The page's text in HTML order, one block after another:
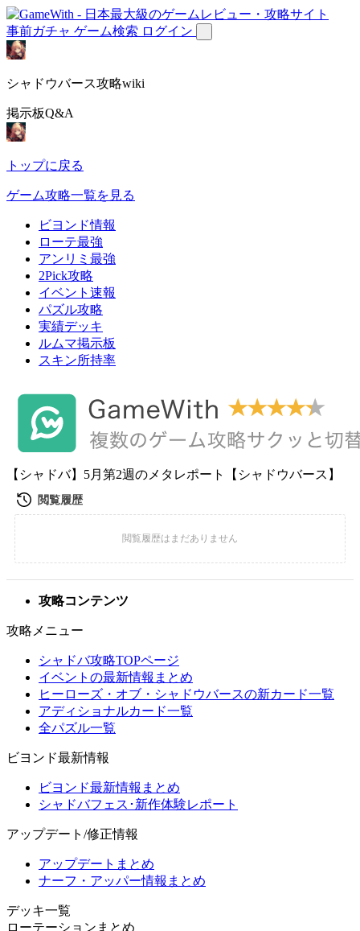
事前ガチャ ゲーム検索 ログイン
シャドウバース攻略wiki
掲示板Q&A
トップに戻る
ゲーム攻略一覧を見る
ビヨンド情報
ローテ最強
アンリミ最強
2Pick攻略
イベント速報
パズル攻略
実績デッキ
ルムマ掲示板
スキン所持率
【シャドバ】5月第2週のメタレポート【シャドウバース】
攻略コンテンツ
攻略メニュー
シャドバ攻略TOPページ
イベントの最新情報まとめ
ヒーローズ・オブ・シャドウバースの新カード一覧
アディショナルカード一覧
全パズル一覧
ビヨンド最新情報
ビヨンド最新情報まとめ
シャドバフェス･新作体験レポート
アップデート/修正情報
アップデートまとめ
ナーフ・アッパー情報まとめ
デッキ一覧
ローテーションまとめ